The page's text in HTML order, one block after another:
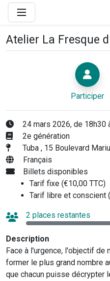
Atelier La Fresque
Participer
24 mars 2026, de 18h30
2e génération
Tuba , 15 Boulevard
Français
Billets disponibles
Tarif fixe (€10,00 TTC)
Tarif libre et conscient
2 places restantes
Description
Face à l'urgence, l'objectif de
former le plus grand nombre
que chacun puisse décrypter